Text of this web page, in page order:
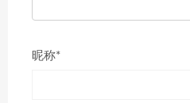
昵称*